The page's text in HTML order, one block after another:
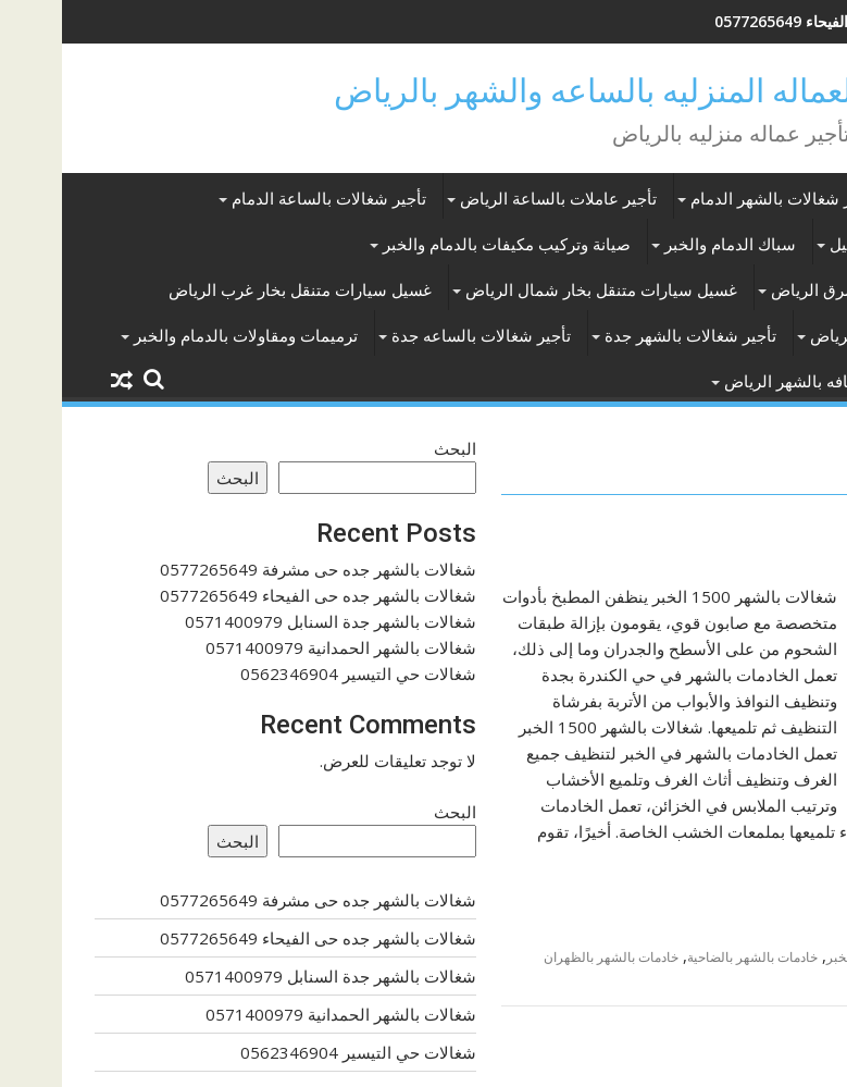
عماله منزليه بالرياض
شغالات بالشهر الدمام تأجير عاملات بالساعة الرياض تأجير شغالات بالساعة الدمام
سباك الدمام والخبر صيانة وتركيب مكيفات بالدمام والخبر
الرياض غسيل سيارات متنقل بخار شمال الرياض غسيل سيارات متنقل بخار غرب الرياض
تأجير شغالات بالشهر جدة تأجير شغالات بالساعه جدة ترميمات ومقاولات بالدمام والخبر
بالشهر الرياض
شغالات بالشهر 1500 الخبر ينظفن المطبخ بأدوات
متخصصة مع صابون قوي، يقومون بإزالة طبقات
الشحوم من على الأسطح والجدران وما إلى ذلك،
تعمل الخادمات بالشهر في حي الكندرة بجدة
وتنظيف النوافذ والأبواب من الأتربة بفرشاة
التنظيف ثم تلميعها. شغالات بالشهر 1500 الخبر
تعمل الخادمات بالشهر في الخبر لتنظيف جميع
الغرف وتنظيف أثاث الغرف وتلميع الأخشاب
وترتيب الملابس في الخزائن، تعمل الخادمات
تلميعها بملمعات الخشب الخاصة. أخيرًا، تقوم
, خادمات بالشهر بالضاحية, خادمات بالشهر بالظهران
البحث
البحث
Recent Posts
شغالات بالشهر جده حى مشرفة 0577265649
شغالات بالشهر جده حى الفيحاء 0577265649
شغالات بالشهر جدة السنابل 0571400979
شغالات بالشهر الحمدانية 0571400979
شغالات حي التيسير 0562346904
Recent Comments
لا توجد تعليقات للعرض.
البحث
البحث
شغالات بالشهر جده حى مشرفة 0577265649
شغالات بالشهر جده حى الفيحاء 0577265649
شغالات بالشهر جدة السنابل 0571400979
شغالات بالشهر الحمدانية 0571400979
شغالات حي التيسير 0562346904